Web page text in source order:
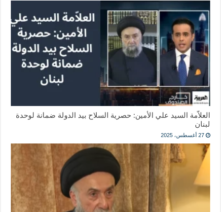
العلاّمة السيد علي الأمين: حصرية السلاح بيد الدولة ضمانة لوحدة
لبنان
27 أغسطس، 2025